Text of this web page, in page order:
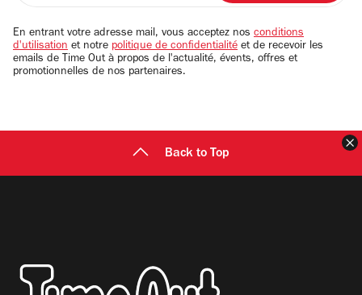
email
En entrant votre adresse mail, vous acceptez nos conditions
d'utilisation et notre politique de confidentialité et de recevoir les
emails de Time Out à propos de l'actualité, évents, offres et
promotionnelles de nos partenaires.
Back to Top